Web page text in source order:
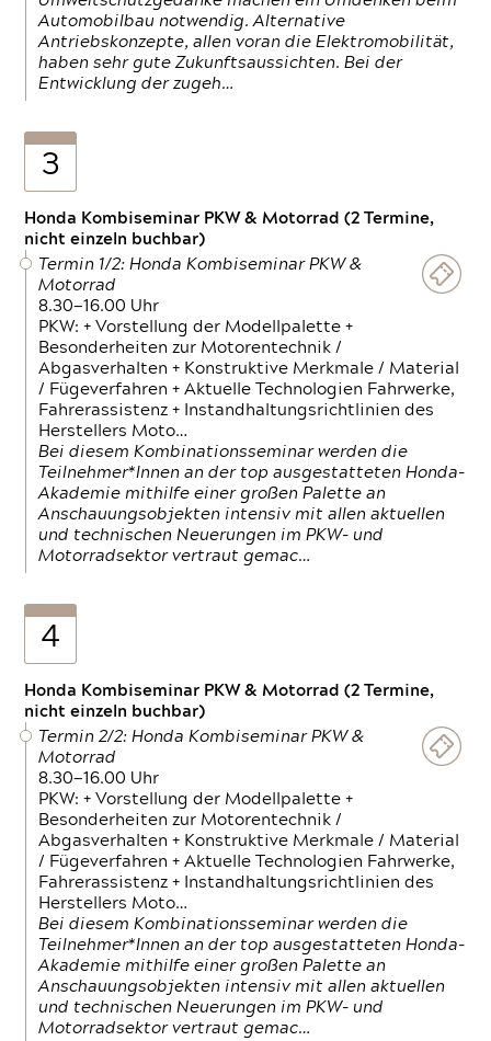
Automobilbau notwendig. Alternative
Antriebskonzepte, allen voran die Elektromobilität,
haben sehr gute Zukunftsaussichten. Bei der
Entwicklung der zugeh…
3
Honda Kombiseminar PKW & Motorrad (2 Termine,
nicht einzeln buchbar)
Termin 1/2: Honda Kombiseminar PKW &
Motorrad
8.30—16.00 Uhr
PKW: + Vorstellung der Modellpalette +
Besonderheiten zur Motorentechnik /
Abgasverhalten + Konstruktive Merkmale / Material
/ Fügeverfahren + Aktuelle Technologien Fahrwerke,
Fahrerassistenz + Instandhaltungsrichtlinien des
Herstellers Moto…
Bei diesem Kombinationsseminar werden die
Teilnehmer*Innen an der top ausgestatteten Honda-
Akademie mithilfe einer großen Palette an
Anschauungsobjekten intensiv mit allen aktuellen
und technischen Neuerungen im PKW- und
Motorradsektor vertraut gemac…
4
Honda Kombiseminar PKW & Motorrad (2 Termine,
nicht einzeln buchbar)
Termin 2/2: Honda Kombiseminar PKW &
Motorrad
8.30—16.00 Uhr
PKW: + Vorstellung der Modellpalette +
Besonderheiten zur Motorentechnik /
Abgasverhalten + Konstruktive Merkmale / Material
/ Fügeverfahren + Aktuelle Technologien Fahrwerke,
Fahrerassistenz + Instandhaltungsrichtlinien des
Herstellers Moto…
Bei diesem Kombinationsseminar werden die
Teilnehmer*Innen an der top ausgestatteten Honda-
Akademie mithilfe einer großen Palette an
Anschauungsobjekten intensiv mit allen aktuellen
und technischen Neuerungen im PKW- und
Motorradsektor vertraut gemac…